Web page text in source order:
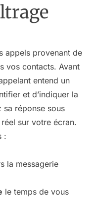
appels provenant de
vos contacts. Avant
entend un
et d’indiquer la
sa réponse sous
sur votre écran.
:
la messagerie
le temps de vous